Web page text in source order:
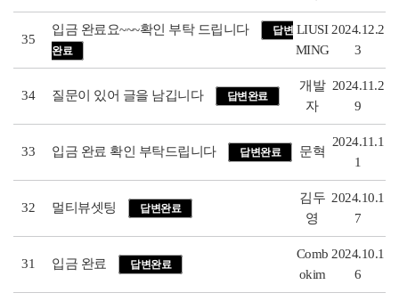
35
입금 완료요~~~확인 부탁 드립니다
답변
완료
LIUSI
MING
2024.12.2
3
34 질문이 있어 글을 남깁니다 답변완료
개발
자
2024.11.2
9
33 입금 완료 확인 부탁드립니다 답변완료 문혁
2024.11.1
1
32 멀티뷰셋팅 답변완료
김두
영
2024.10.1
7
31 입금 완료 답변완료
Comb
okim
2024.10.1
6